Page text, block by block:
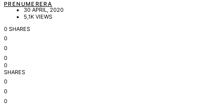
PRENUMERERA
30 APRIL, 2020
5,1K VIEWS
0 SHARES
0
0
0
0
SHARES
0
0
0